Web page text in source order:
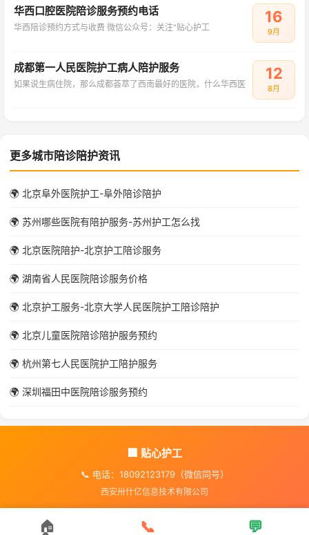
华西口腔医院陪诊服务预约电话
华西陪诊预约方式与收费‌ ‌微信公众号‌：关注"贴心护工
16
9月
成都第一人民医院护工病人陪护服务
如果说生病住院，那么成都荟萃了西南最好的医院，什么华西医
12
8月
更多城市陪诊陪护资讯
🌍 北京阜外医院护工-阜外陪诊陪护
🌍 苏州哪些医院有陪护服务-苏州护工怎么找
🌍 北京医院陪护-北京护工陪诊服务
🌍 湖南省人民医院陪诊服务价格
🌍 北京护工服务-北京大学人民医院护工陪诊陪护
🌍 北京儿童医院陪诊陪护服务预约
🌍 杭州第七人民医院护工陪护服务
🌍 深圳福田中医院陪诊服务预约
🏢 贴心护工
📞 电话：18092123179（微信同号）
西安卅什亿信息技术有限公司
🏠 📞 💬